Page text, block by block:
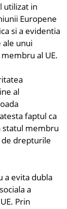
utilizat in
Europene
si a evidentia
unui
al UE.
al
faptul ca
statul membru
de drepturile
a evita dubla
a
Prin